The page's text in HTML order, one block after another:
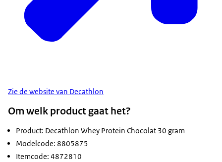
Zie de website van Decathlon
Om welk product gaat het?
Product: Decathlon Whey Protein Chocolat 30 gram
Modelcode: 8805875
Itemcode: 4872810